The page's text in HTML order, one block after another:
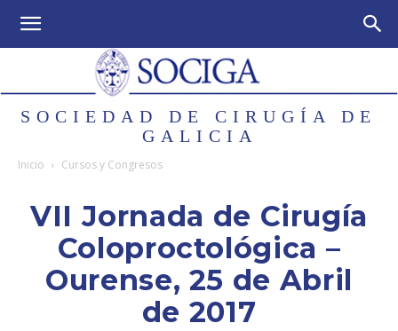
SOCIEDAD DE CIRUGÍA DE
GALICIA
Inicio Cursos y Congresos
VII Jornada de Cirugía
Coloproctológica –
Ourense, 25 de Abril
de 2017